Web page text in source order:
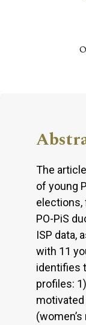
The
of young
elections,
PO-PiS
ISP data,
with 11
identifies
profiles: